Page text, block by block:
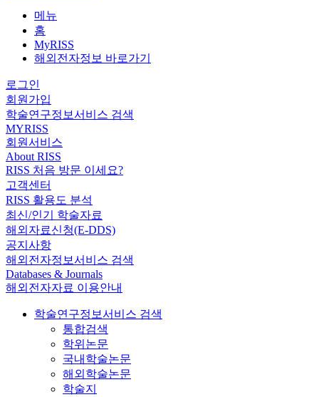
메뉴
홈
MyRISS
해외전자정보 바로가기
로그인
회원가입
학술연구정보서비스 검색
MYRISS
회원서비스
About RISS
RISS 처음 방문 이세요?
고객센터
RISS 활용도 분석
최신/인기 학술자료
해외자료신청(E-DDS)
공지사항
해외전자정보서비스 검색
Databases & Journals
해외전자자료 이용안내
학술연구정보서비스 검색
통합검색
학위논문
국내학술논문
해외학술논문
학술지